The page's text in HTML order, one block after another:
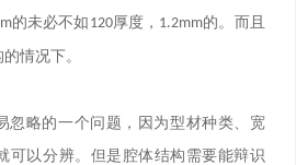
的未必不如 120厚度， 1.2mm的。而且
情况下。
忽略的一个问题，因为型材种类、宽
可以分辨。但是腔体结构需要能辩识